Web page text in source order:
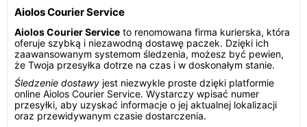
Aiolos Courier Service
Aiolos Courier Service to renomowana firma kurierska, która
oferuje szybką i niezawodną dostawę paczek. Dzięki ich
zaawansowanym systemom śledzenia, możesz być pewien,
że Twoja przesyłka dotrze na czas i w doskonałym stanie.
Śledzenie dostawy jest niezwykle proste dzięki platformie
online Aiolos Courier Service. Wystarczy wpisać numer
przesyłki, aby uzyskać informacje o jej aktualnej lokalizacji
oraz przewidywanym czasie dostarczenia.